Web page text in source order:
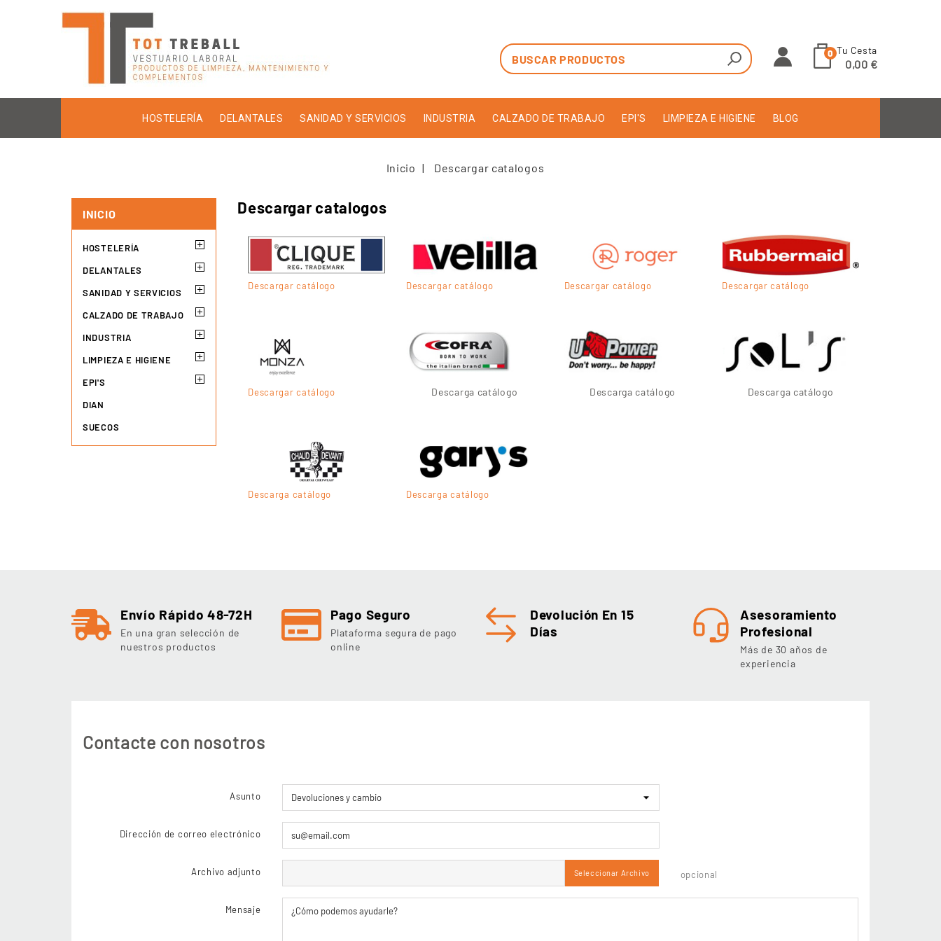
Tu Cesta
0
0,00 €
HOSTELERÍA DELANTALES SANIDAD Y SERVICIOS INDUSTRIA CALZADO DE TRABAJO EPI'S LIMPIEZA E HIGIENE BLOG
Inicio Descargar catalogos
INICIO
HOSTELERÍA
DELANTALES
SANIDAD Y SERVICIOS
CALZADO DE TRABAJO
INDUSTRIA
LIMPIEZA E HIGIENE
EPI'S
DIAN
SUECOS
Descargar catalogos
Descargar catálogo Descargar catálogo Descargar catálogo Descargar catálogo
Descargar catálogo Descarga catálogo Descarga catálogo Descarga catálogo
Descarga catálogo Descarga catálogo
Envío Rápido 48-72H
En una gran selección de
nuestros productos
Pago Seguro
Plataforma segura de pago
online
Devolución En 15
Días
Asesoramiento
Profesional
Más de 30 años de
experiencia
Contacte con nosotros
Asunto
Dirección de correo electrónico
Archivo adjunto Seleccionar Archivo opcional
Mensaje